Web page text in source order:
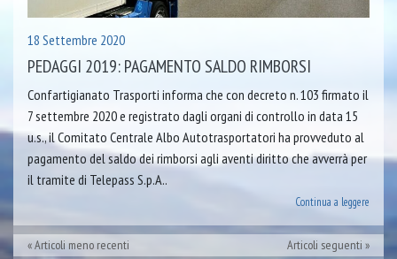
18 Settembre 2020
PEDAGGI 2019: PAGAMENTO SALDO RIMBORSI
Confartigianato Trasporti informa che con decreto n. 103 firmato il
7 settembre 2020 e registrato dagli organi di controllo in data 15
u.s., il Comitato Centrale Albo Autotrasportatori ha provveduto al
pagamento del saldo dei rimborsi agli aventi diritto che avverrà per
il tramite di Telepass S.p.A..
Continua a leggere
Articoli meno recenti Articoli seguenti